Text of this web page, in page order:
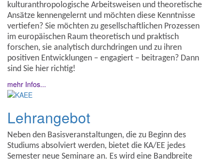
kulturanthropologische Arbeitsweisen und theoretische
Ansätze kennengelernt und möchten diese Kenntnisse
vertiefen? Sie möchten zu gesellschaftlichen Prozessen
im europäischen Raum theoretisch und praktisch
forschen, sie analytisch durchdringen und zu ihren
positiven Entwicklungen – engagiert – beitragen? Dann
sind Sie hier richtig!
mehr Infos...
Lehrangebot
Neben den Basisveranstaltungen, die zu Beginn des
Studiums absolviert werden, bietet die KA/EE jedes
Semester neue Seminare an. Es wird eine Bandbreite